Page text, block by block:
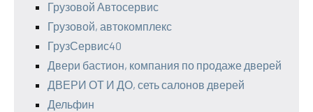
Грузовой Автосервис
Грузовой, автокомплекс
ГрузСервис40
Двери бастион, компания по продаже дверей
ДВЕРИ ОТ И ДО, сеть салонов дверей
Дельфин